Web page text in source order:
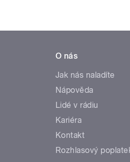
O nás
Jak nás naladíte
Nápověda
Lidé v rádiu
Kariéra
Kontakt
Rozhlasový